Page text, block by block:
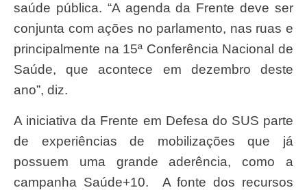
saúde pública. “A agenda da Frente deve ser
conjunta com ações no parlamento, nas ruas e
principalmente na 15ª Conferência Nacional de
Saúde, que acontece em dezembro deste
ano”, diz.
A iniciativa da Frente em Defesa do SUS parte
de experiências de mobilizações que já
possuem uma grande aderência, como a
campanha Saúde+10. A fonte dos recursos